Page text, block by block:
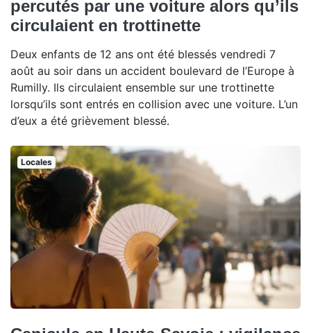
percutés par une voiture alors qu’ils
circulaient en trottinette
Deux enfants de 12 ans ont été blessés vendredi 7
août au soir dans un accident boulevard de l’Europe à
Rumilly. Ils circulaient ensemble sur une trottinette
lorsqu’ils sont entrés en collision avec une voiture. L’un
d’eux a été grièvement blessé.
Locales